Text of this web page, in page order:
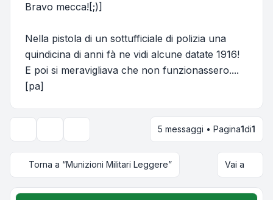
Bravo mecca![;)]
Nella pistola di un sottufficiale di polizia una
quindicina di anni fà ne vidi alcune datate 1916!
E poi si meravigliava che non funzionassero....
[pa]
Opzioni di visualizzazione e ordinamento
5 messaggi • Pagina1di1
Torna a “Munizioni Militari Leggere” Vai a